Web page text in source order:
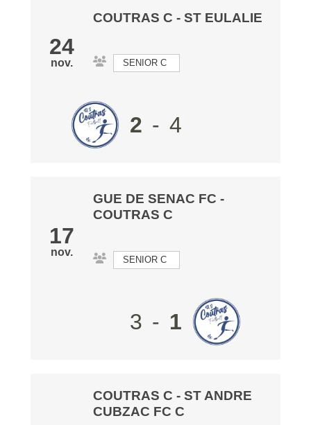
24
nov.
COUTRAS C - ST EULALIE
SENIOR C
2 - 4
17
nov.
GUE DE SENAC FC -
COUTRAS C
SENIOR C
3 - 1
COUTRAS C - ST ANDRE
CUBZAC FC C